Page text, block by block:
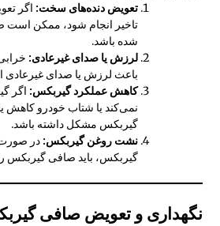
تعویض دنده‌های سخت: اگر
تاخیر انجام شود، ممکن
شده باشد.
لرزش یا صدای غیرعادی:
باعث لرزش یا صدای غیرعادی
کاهش عملکرد گیربکس: اگر
نمی‌کند یا شتاب خودرو
گیربکس مشکل داشته باشد.
نشت روغن گیربکس: در
گیربکس، باید صافی گیربکس
نگهداری و تعویض صافی گیربکس